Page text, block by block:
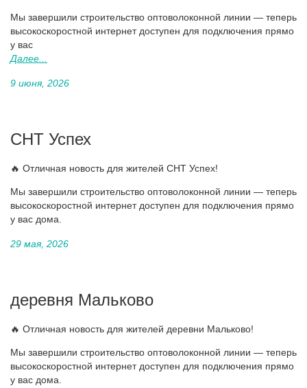
9 июня, 2026
Мы завершили строительство оптоволоконной линии — теперь
высокоскоростной интернет доступен для подключения прямо
у вас
Далее...
29 мая, 2026
СНТ Успех
🔥 Отличная новость для жителей СНТ Успех!
Мы завершили строительство оптоволоконной линии — теперь
высокоскоростной интернет доступен для подключения прямо
у вас дома.
деревня Мальково
🔥 Отличная новость для жителей деревни Мальково!
Мы завершили строительство оптоволоконной линии — теперь
высокоскоростной интернет доступен для подключения прямо
у вас дома.